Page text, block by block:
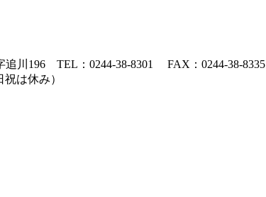
川196 TEL：0244-38-8301 FAX：0244-38-8335
は休み）